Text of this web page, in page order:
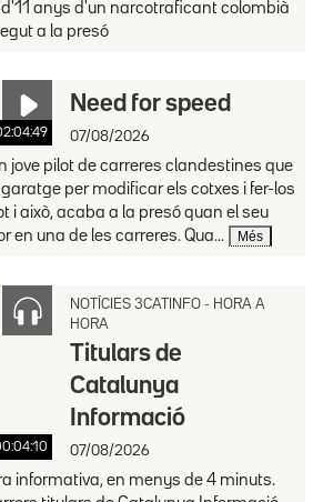
anys d'un narcotraficant colombià
a la presó
Need for speed
07/08/2026
jove pilot de carreres clandestines que
garatge per modificar els cotxes i fer-los
i això, acaba a la presó quan el seu
en una de les carreres. Qua...
Més
NOTÍCIES 3CATINFO - HORA A
HORA
Titulars de
Catalunya
Informació
07/08/2026
informativa, en menys de 4 minuts.